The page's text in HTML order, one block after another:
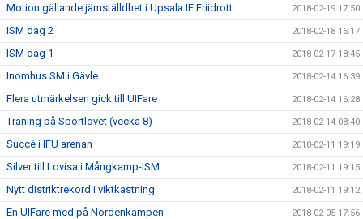
Motion gällande jämställdhet i Upsala IF Friidrott 2018-02-19 17:50
ISM dag 2 2018-02-18 16:17
ISM dag 1 2018-02-17 18:45
Inomhus SM i Gävle 2018-02-14 16:39
Flera utmärkelsen gick till UIFare 2018-02-14 16:28
Träning på Sportlovet (vecka 8) 2018-02-14 08:40
Succé i IFU arenan 2018-02-11 19:19
Silver till Lovisa i Mångkamp-ISM 2018-02-11 19:15
Nytt distriktrekord i viktkastning 2018-02-11 19:12
En UIFare med på Nordenkampen 2018-02-05 17:56